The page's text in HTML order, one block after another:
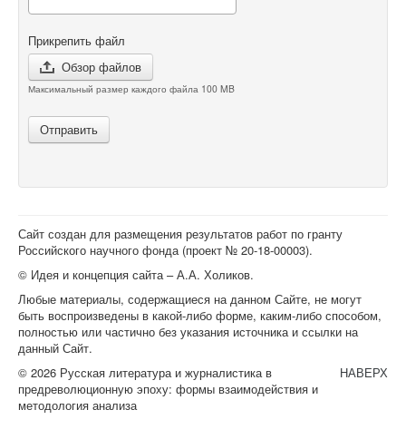
Прикрепить файл
Обзор файлов
Максимальный размер каждого файла 100 MB
Отправить
Сайт создан для размещения результатов работ по гранту
Российского научного фонда (проект № 20-18-00003).
© Идея и концепция сайта – А.А. Холиков.
Любые материалы, содержащиеся на данном Сайте, не могут
быть воспроизведены в какой-либо форме, каким-либо способом,
полностью или частично без указания источника и ссылки на
данный Сайт.
НАВЕРХ
© 2026 Русская литература и журналистика в
предреволюционную эпоху: формы взаимодействия и
методология анализа